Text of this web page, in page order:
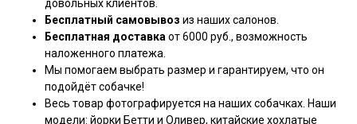
довольных клиентов.
Бесплатный самовывоз из наших салонов.
Бесплатная доставка от 6000 руб., возможность
наложенного платежа.
Мы помогаем выбрать размер и гарантируем, что он
подойдёт собачке!
Весь товар фотографируется на наших собачках. Наши
модели: йорки Бетти и Оливер, китайские хохлатые